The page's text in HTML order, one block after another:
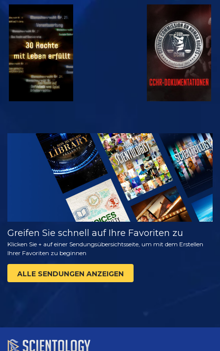
ANSEHEN ANSEHEN
ANSEHEN
SERIE
ENTDECKEN
Greifen Sie schnell auf Ihre Favoriten zu
Klicken Sie + auf einer Sendungsübersichtsseite, um mit dem Erstellen
Ihrer Favoriten zu beginnen
ALLE SENDUNGEN ANZEIGEN